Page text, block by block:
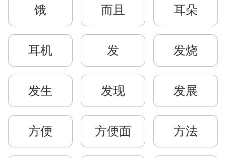
饿 而且 耳朵
耳机 发 发烧
发生 发现 发展
方便 方便面 方法